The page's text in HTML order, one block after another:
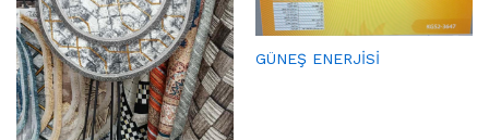
GÜNEŞ ENERJİSİ